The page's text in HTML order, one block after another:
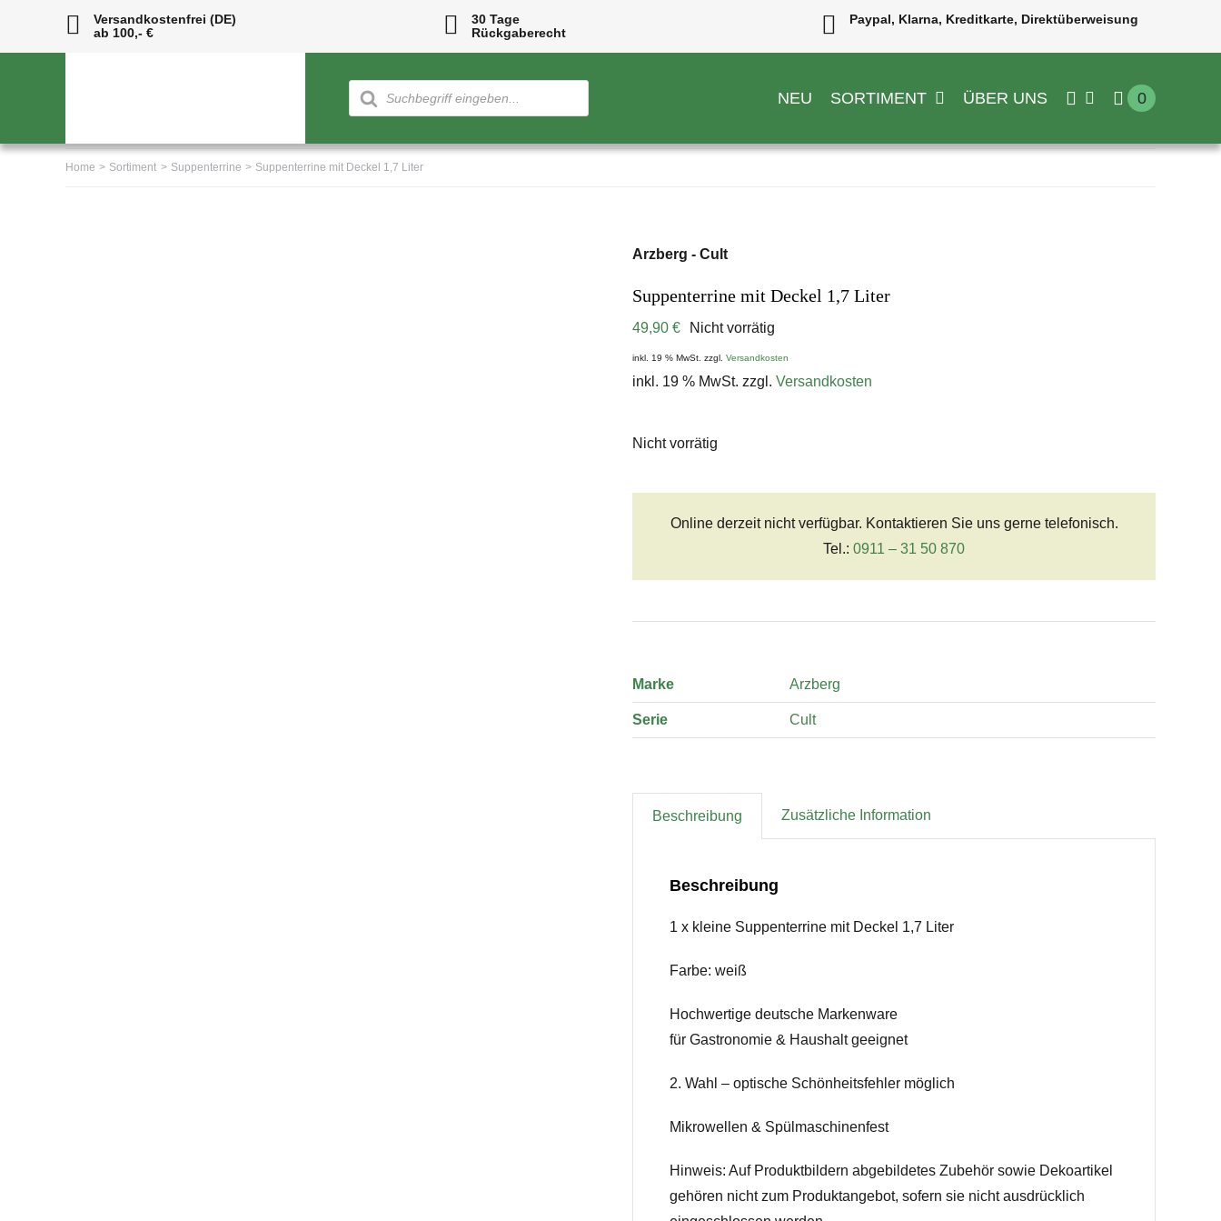
Versandkostenfrei (DE)
ab 100,- €
30 Tage
Rückgaberecht
Paypal, Klarna, Kreditkarte, Direktüberweisung
Products
search
NEU SORTIMENT ÜBER UNS 0
Home Sortiment Suppenterrine Suppenterrine mit Deckel 1,7 Liter
Arzberg - Cult
Suppenterrine mit Deckel 1,7 Liter
49,90 € Nicht vorrätig
inkl. 19 % MwSt. zzgl. Versandkosten
inkl. 19 % MwSt. zzgl. Versandkosten
Nicht vorrätig
Online derzeit nicht verfügbar. Kontaktieren Sie uns gerne telefonisch.
Tel.: 0911 – 31 50 870
Marke Arzberg
Serie Cult
Beschreibung Zusätzliche Information
Beschreibung
1 x kleine Suppenterrine mit Deckel 1,7 Liter
Farbe: weiß
Hochwertige deutsche Markenware
für Gastronomie & Haushalt geeignet
2. Wahl – optische Schönheitsfehler möglich
Mikrowellen & Spülmaschinenfest
Hinweis: Auf Produktbildern abgebildetes Zubehör sowie Dekoartikel
gehören nicht zum Produktangebot, sofern sie nicht ausdrücklich